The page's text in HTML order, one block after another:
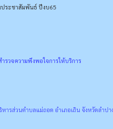
ประชาสัมพันธ์ ปีงบ65
รวจความพึงพอใจการให้บริการ
ารส่วนตำบลแม่ถอด อำเภอเถิน จังหวัดลำ